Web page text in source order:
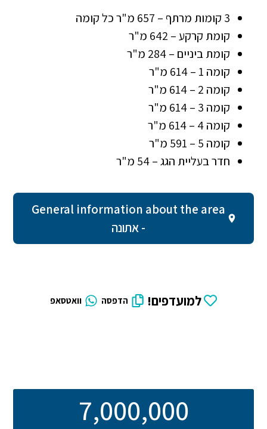
3 קומות מרתף – 657 מ"ר כל קומה
קומת קרקע – 642 מ"ר
קומת ביניים – 284 מ"ר
קומה 1 – 614 מ"ר
קומה 2 – 614 מ"ר
קומה 3 – 614 מ"ר
קומה 4 – 614 מ"ר
קומה 5 – 591 מ"ר
חדר בעליית הגג – 54 מ"ר
General information about the area
- אתונה
למועדפים! הדפסה וואטסאפ
7,000,000